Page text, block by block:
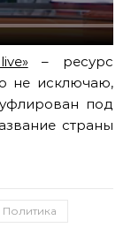
– ресурс
не исключаю,
под
страны
Политика